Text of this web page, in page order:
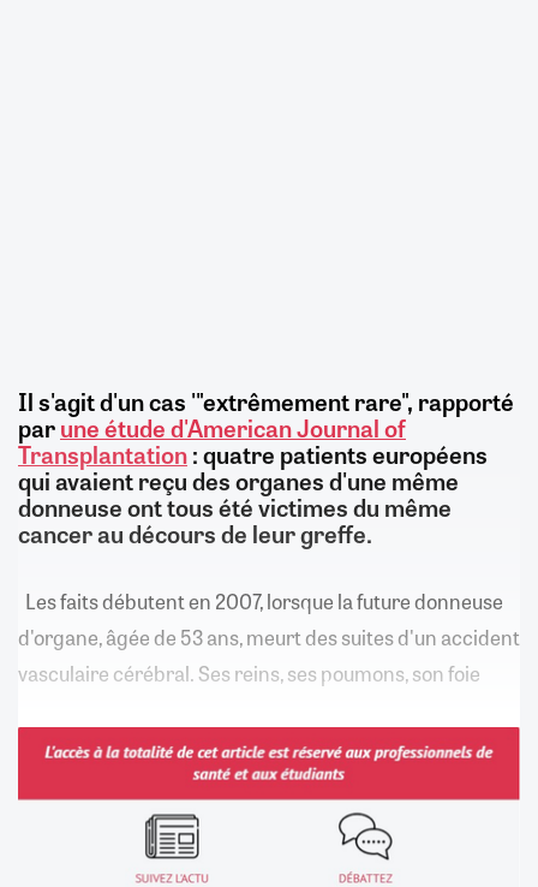
Il s'agit d'un cas '"extrêmement rare", rapporté
parune étude d'American Journal of
Transplantation: quatre patients européens
qui avaient reçu des organes d'une même
donneuse ont tous été victimes du même
cancer au décours de leur greffe.
Les faits débutent en 2007, lorsque la future donneuse
d'organe, âgée de 53 ans, meurt des suites d'un accident
vasculaire cérébral. Ses reins, ses poumons, son foie